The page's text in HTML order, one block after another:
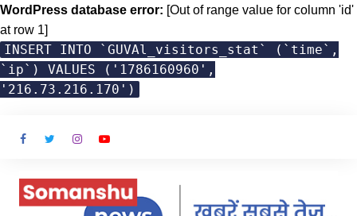
WordPress database error: [Out of range value for column 'id'
at row 1]
INSERT INTO `GUVAl_visitors_stat` (`time`,
`ip`) VALUES ('1786160960',
'216.73.216.170')